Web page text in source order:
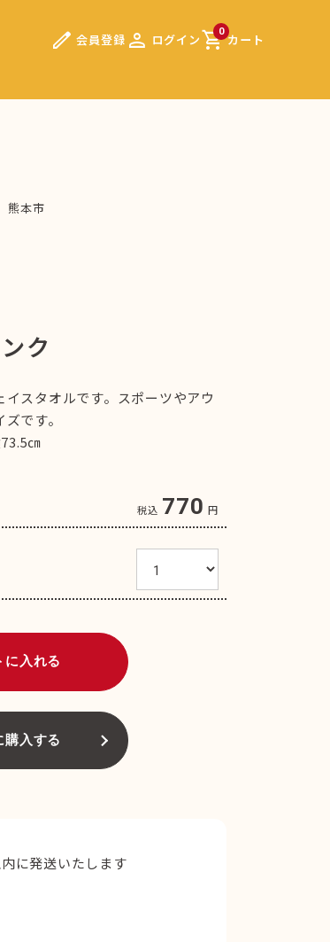
edit 会員登録 person ログイン 0
shopping_cartカート
熊本市
ク
スタオルです。スポーツやアウ
です。
㎝
税込 770 円
に入れる
購入する
に発送いたします